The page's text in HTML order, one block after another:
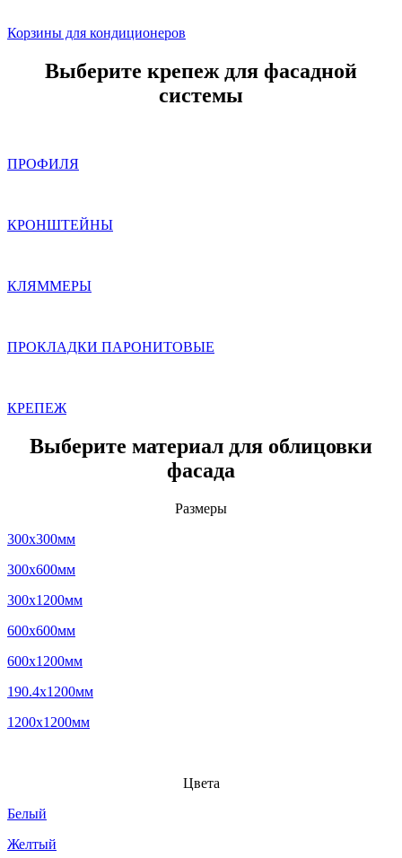
Корзины для кондиционеров
Выберите крепеж для фасадной
системы
ПРОФИЛЯ
КРОНШТЕЙНЫ
КЛЯММЕРЫ
ПРОКЛАДКИ ПАРОНИТОВЫЕ
КРЕПЕЖ
Выберите материал для облицовки
фасада
Размеры
300x300мм
300x600мм
300x1200мм
600x600мм
600x1200мм
190.4x1200мм
1200x1200мм
Цвета
Белый
Желтый